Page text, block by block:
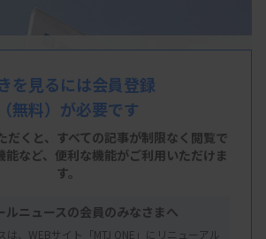
を見るには会員登録
（無料）が必要です
だくと、すべての記事が制限なく閲覧で
能など、便利な機能がご利用いただけま
す。
ルニュースの会員のみなさまへ
は、WEBサイト「MTJ ONE」にリニューアル